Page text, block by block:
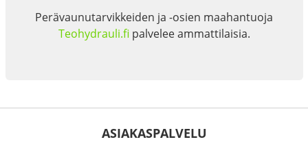
Perävaunutarvikkeiden ja -osien maahantuoja
Teohydrauli.fi palvelee ammattilaisia.
ASIAKASPALVELU